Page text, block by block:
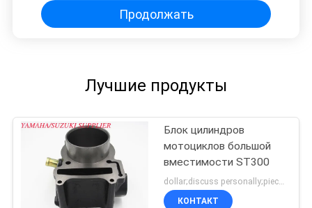
Продолжать
Лучшие продукты
Блок цилиндров
мотоциклов большой
вместимости ST300
dollar;discuss personally;piece MOQ:Переговоры
КОНТАКТ